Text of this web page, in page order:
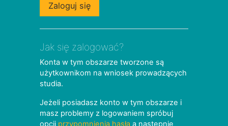
Zaloguj się
Jak się zalogować?
Konta w tym obszarze tworzone są
użytkownikom na wniosek prowadzących
studia.
Jeżeli posiadasz konto w tym obszarze i
masz problemy z logowaniem spróbuj
opcji przypomnienia hasła a następnie